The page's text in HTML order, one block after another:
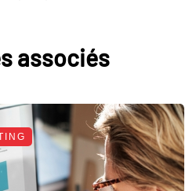
associés